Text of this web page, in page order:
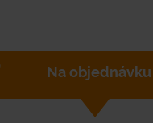
Na objednávku